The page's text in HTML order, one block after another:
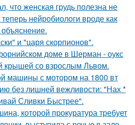
что женская грудь полезна не
нейробиологи вроде как
и "царя скорпионов".
доме в Шерман - оукс
крышей со взрослым Львом.
машины с мотором на 1800 вт
без лишней вежливости: "Нах *
Сливки Быстрее".
которой прокуратура требует